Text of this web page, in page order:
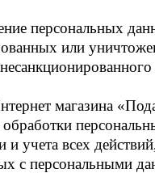
персональных
или
магазина
и учета всех
с персональными